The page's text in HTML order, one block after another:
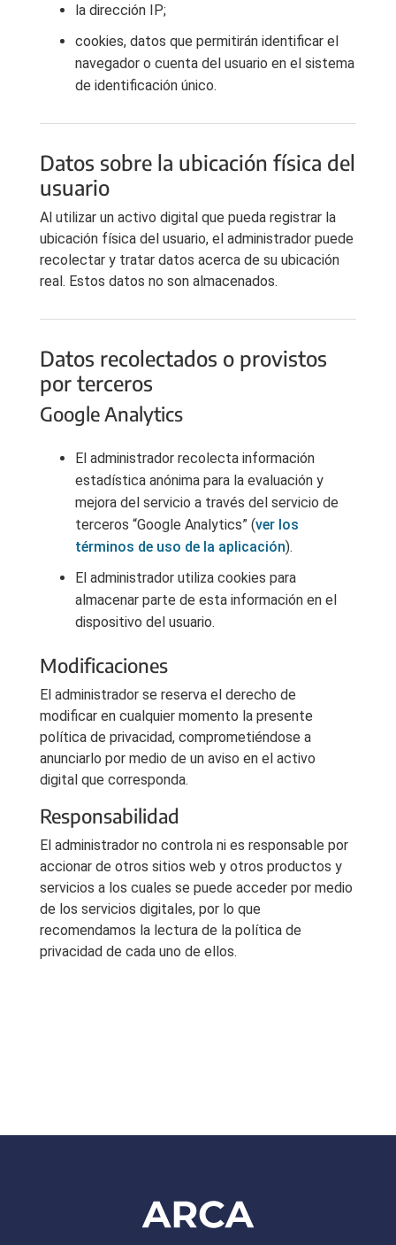
la dirección IP;
cookies, datos que permitirán identificar el
navegador o cuenta del usuario en el sistema
de identificación único.
Datos sobre la ubicación física del
usuario
Al utilizar un activo digital que pueda registrar la
ubicación física del usuario, el administrador puede
recolectar y tratar datos acerca de su ubicación
real. Estos datos no son almacenados.
Datos recolectados o provistos
por terceros
Google Analytics
El administrador recolecta información
estadística anónima para la evaluación y
mejora del servicio a través del servicio de
terceros “Google Analytics” (ver los
términos de uso de la aplicación).
El administrador utiliza cookies para
almacenar parte de esta información en el
dispositivo del usuario.
Modificaciones
El administrador se reserva el derecho de
modificar en cualquier momento la presente
política de privacidad, comprometiéndose a
anunciarlo por medio de un aviso en el activo
digital que corresponda.
Responsabilidad
El administrador no controla ni es responsable por
accionar de otros sitios web y otros productos y
servicios a los cuales se puede acceder por medio
de los servicios digitales, por lo que
recomendamos la lectura de la política de
privacidad de cada uno de ellos.